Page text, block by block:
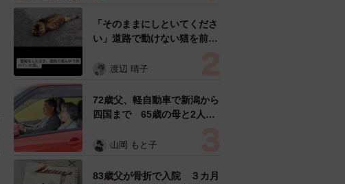
「そのままにしといてくださ
い」道路で動けない猫を前に
ようとした4日間 「命の重
表の訴え
渡辺 晴子
72歳父、軽自動車で新潟から
四国まで 65歳の母と2人で
憩まで分刻み… 「大学生で
山岡 もと子
83歳父が骨折で入院 ３カ月